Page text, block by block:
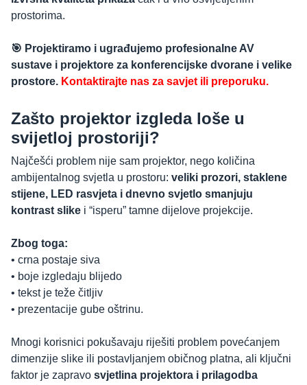
prostorima.
🎯 Projektiramo i ugrađujemo profesionalne AV
sustave i projektore za konferencijske dvorane i velike
prostore. Kontaktirajte nas za savjet ili preporuku.
Zašto projektor izgleda loše u
svijetloj prostoriji?
Najčešći problem nije sam projektor, nego količina
ambijentalnog svjetla u prostoru: veliki prozori, staklene
stijene, LED rasvjeta i dnevno svjetlo smanjuju
kontrast slike i “isperu” tamne dijelove projekcije.
Zbog toga:
• crna postaje siva
• boje izgledaju blijedo
• tekst je teže čitljiv
• prezentacije gube oštrinu.
Mnogi korisnici pokušavaju riješiti problem povećanjem
dimenzije slike ili postavljanjem običnog platna, ali ključni
faktor je zapravo svjetlina projektora i prilagodba